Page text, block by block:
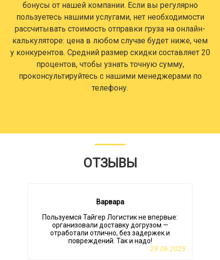
бонусы от нашей компании. Если вы регулярно
пользуетесь нашими услугами, нет необходимости
рассчитывать стоимость отправки груза на онлайн-
калькуляторе: цена в любом случае будет ниже, чем
у конкурентов. Средний размер скидки составляет 20
процентов, чтобы узнать точную сумму,
проконсультируйтесь с нашими менеджерами по
телефону.
ОТЗЫВЫ
Варвара
Пользуемся Тайгер Логистик не впервые:
организовали доставку догрузом —
отработали отлично, без задержек и
повреждений. Так и надо!
29.06.2025